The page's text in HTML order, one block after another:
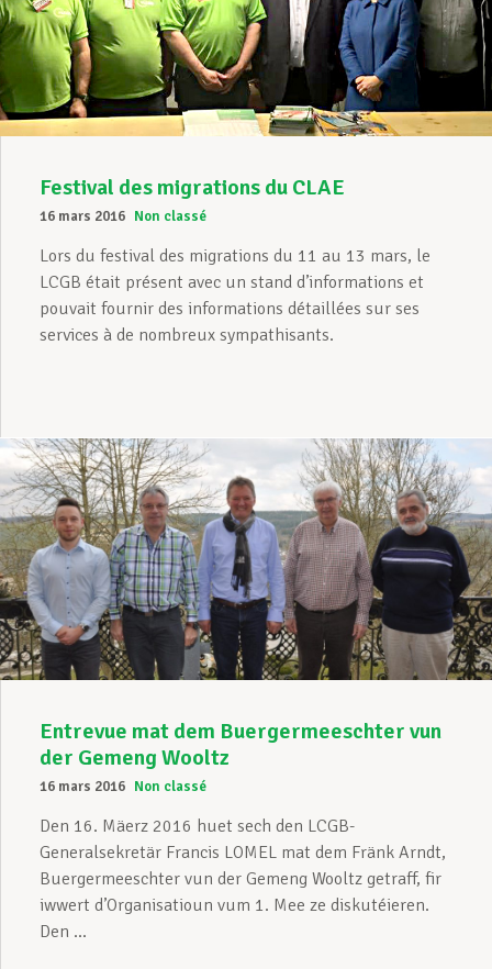
Festival des migrations du CLAE
16 mars 2016 Non classé
Lors du festival des migrations du 11 au 13 mars, le
LCGB était présent avec un stand d’informations et
pouvait fournir des informations détaillées sur ses
services à de nombreux sympathisants.
Entrevue mat dem Buergermeeschter vun
der Gemeng Wooltz
16 mars 2016 Non classé
Den 16. Mäerz 2016 huet sech den LCGB-
Generalsekretär Francis LOMEL mat dem Fränk Arndt,
Buergermeeschter vun der Gemeng Wooltz getraff, fir
iwwert d’Organisatioun vum 1. Mee ze diskutéieren.
Den ...